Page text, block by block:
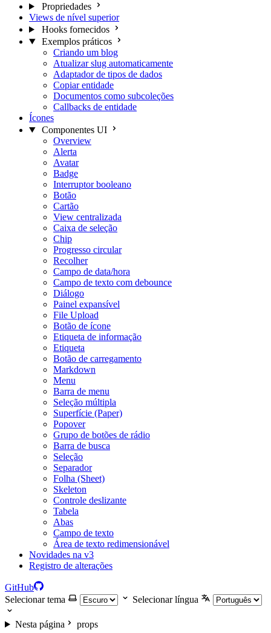
Propriedades
Views de nível superior
Hooks fornecidos
Exemplos práticos
Criando um blog
Atualizar slug automaticamente
Adaptador de tipos de dados
Copiar entidade
Documentos como subcoleções
Callbacks de entidade
Ícones
Componentes UI
Overview
Alerta
Avatar
Badge
Interruptor booleano
Botão
Cartão
View centralizada
Caixa de seleção
Chip
Progresso circular
Recolher
Campo de data/hora
Campo de texto com debounce
Diálogo
Painel expansível
File Upload
Botão de ícone
Etiqueta de informação
Etiqueta
Botão de carregamento
Markdown
Menu
Barra de menu
Seleção múltipla
Superfície (Paper)
Popover
Grupo de botões de rádio
Barra de busca
Seleção
Separador
Folha (Sheet)
Skeleton
Controle deslizante
Tabela
Abas
Campo de texto
Área de texto redimensionável
Novidades na v3
Registro de alterações
GitHub
Selecionar tema
Selecionar língua
Nesta página props